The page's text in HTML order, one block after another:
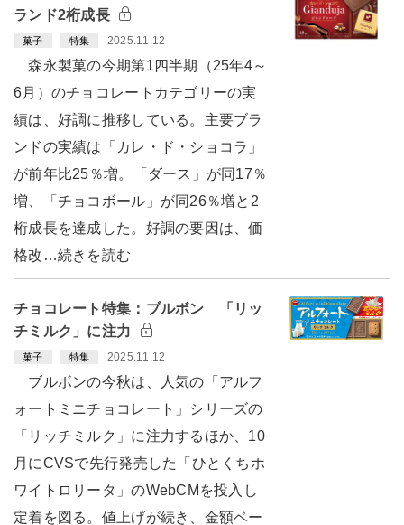
ランド2桁成長
菓子 特集 2025.11.12
森永製菓の今期第1四半期（25年4～
6月）のチョコレートカテゴリーの実
績は、好調に推移している。主要ブラ
ンドの実績は「カレ・ド・ショコラ」
が前年比25％増。「ダース」が同17％
増、「チョコボール」が同26％増と2
桁成長を達成した。好調の要因は、価
格改…続きを読む
チョコレート特集：ブルボン 「リッ
チミルク」に注力
菓子 特集 2025.11.12
ブルボンの今秋は、人気の「アルフ
ォートミニチョコレート」シリーズの
「リッチミルク」に注力するほか、10
月にCVSで先行発売した「ひとくちホ
ワイトロリータ」のWebCMを投入し
定着を図る。値上げが続き、金額ベー